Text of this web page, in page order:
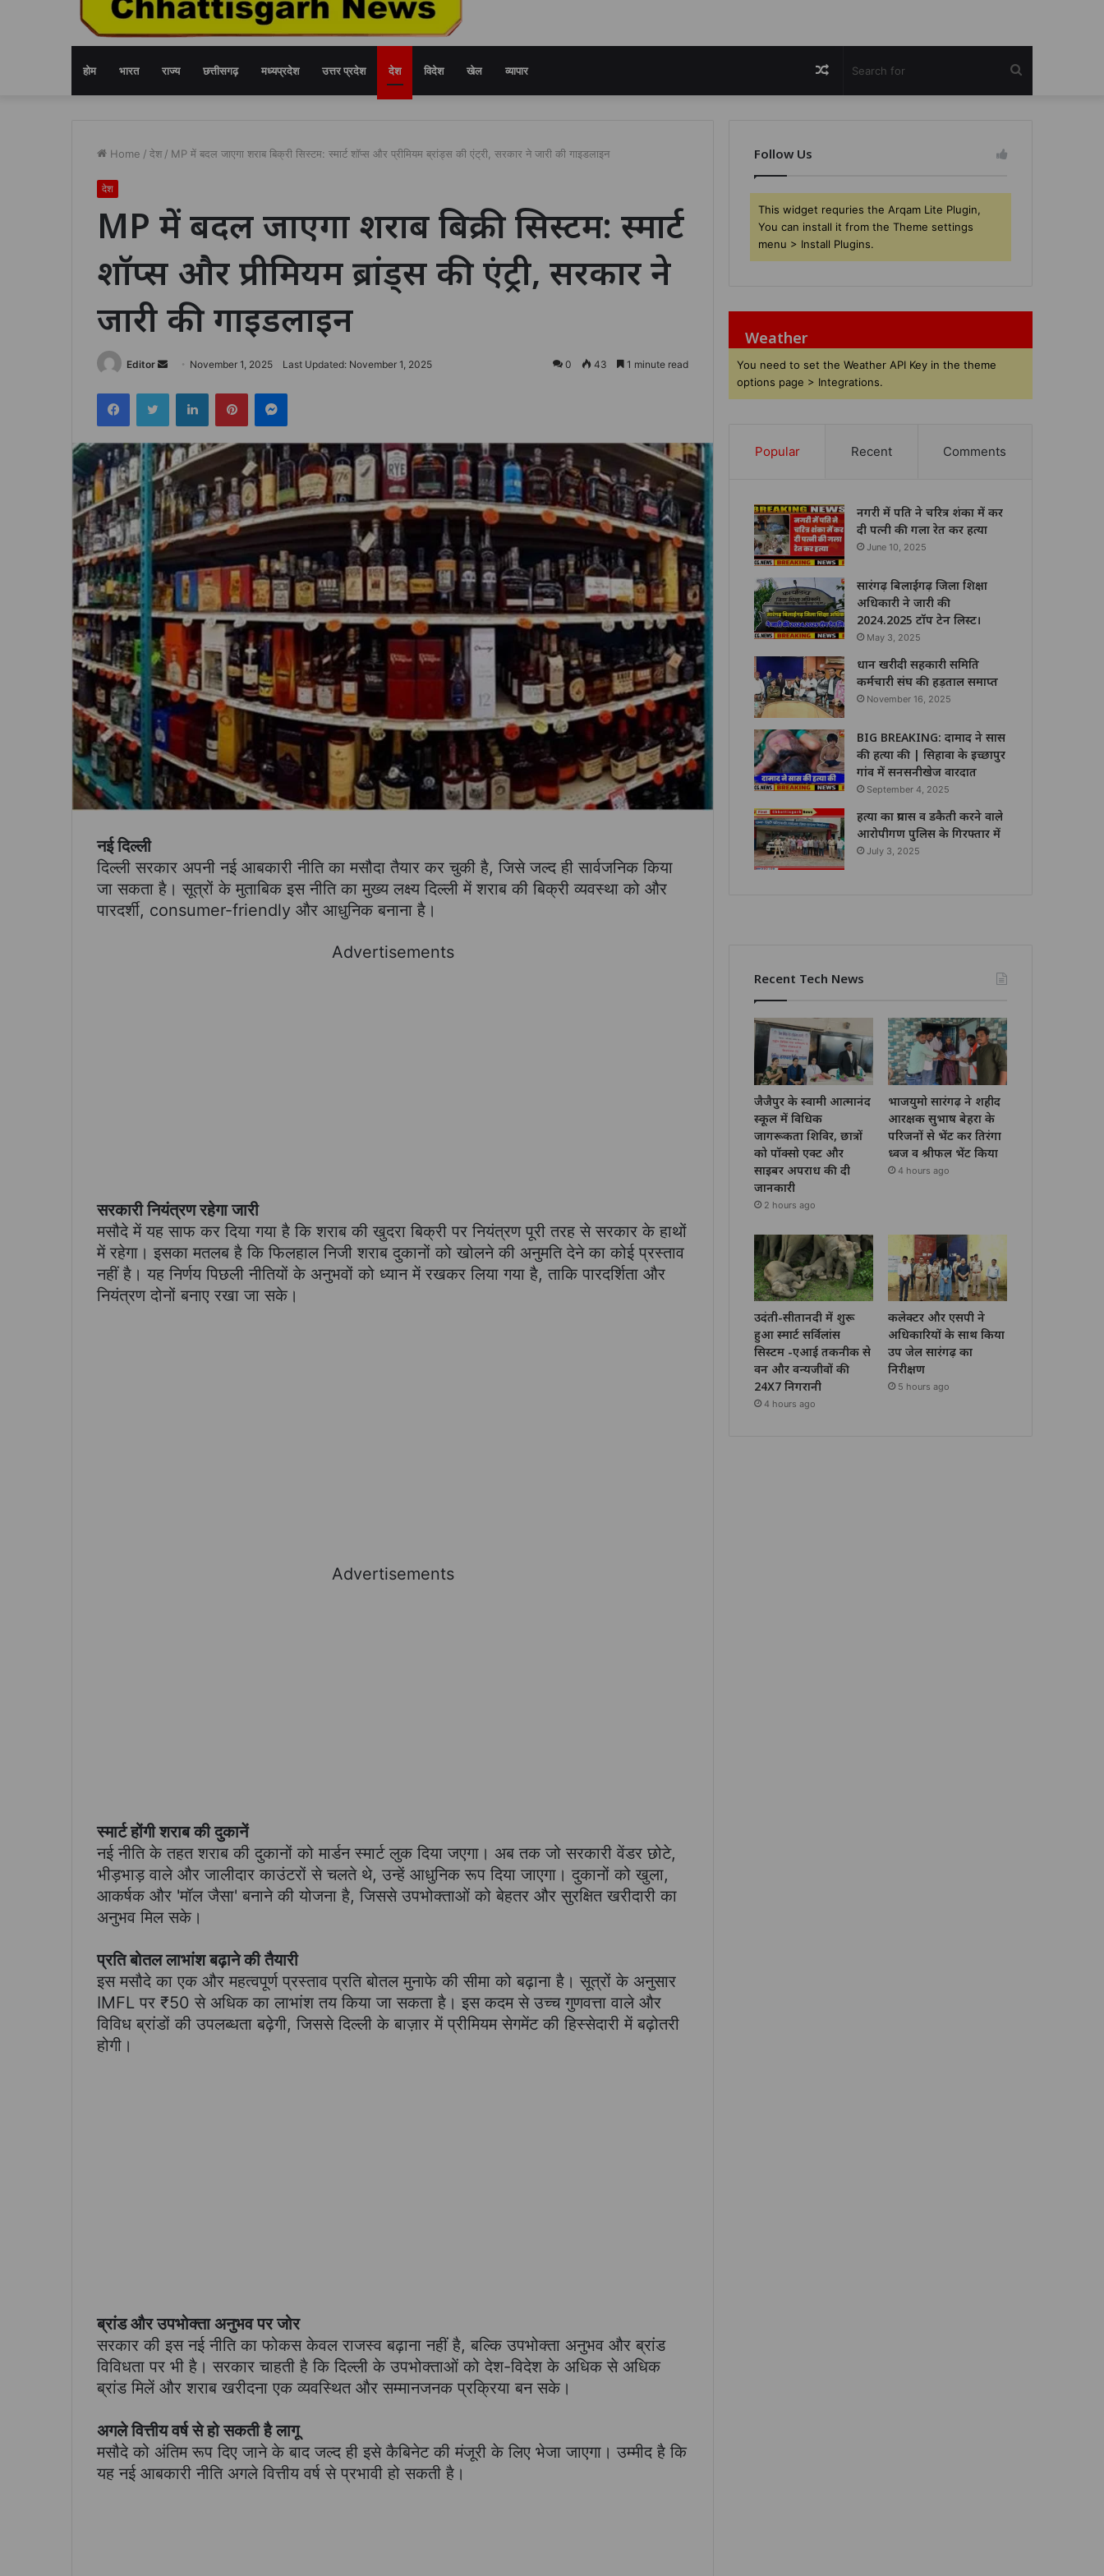
होम भारत राज्य छत्तीसगढ़ मध्यप्रदेश उत्तर प्रदेश देश विदेश खेल व्यापार Random
Home / देश / MP में बदल जाएगा शराब बिक्री सिस्टम: स्मार्ट शॉप्स और प्रीमियम ब्रांड्स की एंट्री, सरकार ने जारी की गाइडलाइन
देश
MP में बदल जाएगा शराब बिक्री सिस्टम: स्मार्ट
शॉप्स और प्रीमियम ब्रांड्स की एंट्री, सरकार ने
जारी की गाइडलाइन
Editor
Send
email
November 1, 2025 Last Updated: November 1, 2025 0 43 1 minute read
FacebookTwitter LinkedInPinterestMessenger
नई दिल्ली
दिल्ली सरकार अपनी नई आबकारी नीति का मसौदा तैयार कर चुकी है, जिसे जल्द ही सार्वजनिक किया
जा सकता है। सूत्रों के मुताबिक इस नीति का मुख्य लक्ष्य दिल्ली में शराब की बिक्री व्यवस्था को और
पारदर्शी, consumer-friendly और आधुनिक बनाना है।
Advertisements
सरकारी नियंत्रण रहेगा जारी
मसौदे में यह साफ कर दिया गया है कि शराब की खुदरा बिक्री पर नियंत्रण पूरी तरह से सरकार के हाथों
में रहेगा। इसका मतलब है कि फिलहाल निजी शराब दुकानों को खोलने की अनुमति देने का कोई प्रस्ताव
नहीं है। यह निर्णय पिछली नीतियों के अनुभवों को ध्यान में रखकर लिया गया है, ताकि पारदर्शिता और
नियंत्रण दोनों बनाए रखा जा सके।
Advertisements
स्मार्ट होंगी शराब की दुकानें
नई नीति के तहत शराब की दुकानों को मार्डन स्मार्ट लुक दिया जएगा। अब तक जो सरकारी वेंडर छोटे,
भीड़भाड़ वाले और जालीदार काउंटरों से चलते थे, उन्हें आधुनिक रूप दिया जाएगा। दुकानों को खुला,
आकर्षक और 'मॉल जैसा' बनाने की योजना है, जिससे उपभोक्ताओं को बेहतर और सुरक्षित खरीदारी का
अनुभव मिल सके।
प्रति बोतल लाभांश बढ़ाने की तैयारी
इस मसौदे का एक और महत्वपूर्ण प्रस्ताव प्रति बोतल मुनाफे की सीमा को बढ़ाना है। सूत्रों के अनुसार
IMFL पर ₹50 से अधिक का लाभांश तय किया जा सकता है। इस कदम से उच्च गुणवत्ता वाले और
विविध ब्रांडों की उपलब्धता बढ़ेगी, जिससे दिल्ली के बाज़ार में प्रीमियम सेगमेंट की हिस्सेदारी में बढ़ोतरी
होगी।
ब्रांड और उपभोक्ता अनुभव पर जोर
सरकार की इस नई नीति का फोकस केवल राजस्व बढ़ाना नहीं है, बल्कि उपभोक्ता अनुभव और ब्रांड
विविधता पर भी है। सरकार चाहती है कि दिल्ली के उपभोक्ताओं को देश-विदेश के अधिक से अधिक
ब्रांड मिलें और शराब खरीदना एक व्यवस्थित और सम्मानजनक प्रक्रिया बन सके।
अगले वित्तीय वर्ष से हो सकती है लागू
मसौदे को अंतिम रूप दिए जाने के बाद जल्द ही इसे कैबिनेट की मंजूरी के लिए भेजा जाएगा। उम्मीद है कि
यह नई आबकारी नीति अगले वित्तीय वर्ष से प्रभावी हो सकती है।
Follow Us
This widget requries the Arqam Lite Plugin,
You can install it from the Theme settings
menu > Install Plugins.
Weather
You need to set the Weather API Key in the theme
options page > Integrations.
Popular Recent Comments
नगरी में पति ने चरित्र शंका में कर
दी पत्नी की गला रेत कर हत्या
June 10, 2025
सारंगढ़ बिलाईगढ़ जिला शिक्षा
अधिकारी ने जारी की
2024.2025 टॉप टेन लिस्ट।
May 3, 2025
धान खरीदी सहकारी समिति
कर्मचारी संघ की हड़ताल समाप्त
November 16, 2025
BIG BREAKING: दामाद ने सास
की हत्या की | सिहावा के इच्छापुर
गांव में सनसनीखेज वारदात
September 4, 2025
हत्या का प्रयास व डकैती करने वाले
आरोपीगण पुलिस के गिरफ्तार में
July 3, 2025
Recent Tech News
जैजैपुर के स्वामी आत्मानंद
स्कूल में विधिक
जागरूकता शिविर, छात्रों
को पॉक्सो एक्ट और
साइबर अपराध की दी
जानकारी
2 hours ago
भाजयुमो सारंगढ़ ने शहीद
आरक्षक सुभाष बेहरा के
परिजनों से भेंट कर तिरंगा
ध्वज व श्रीफल भेंट किया
4 hours ago
उदंती-सीतानदी में शुरू
हुआ स्मार्ट सर्विलांस
सिस्टम -एआई तकनीक से
वन और वन्यजीवों की
24X7 निगरानी
4 hours ago
कलेक्टर और एसपी ने
अधिकारियों के साथ किया
उप जेल सारंगढ़ का
निरीक्षण
5 hours ago